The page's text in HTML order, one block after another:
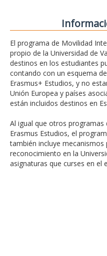
El programa de Movilidad
propio de la Universidad de
destinos en los estudiantes
contando con un esquema
Erasmus+ Estudios, y no
Unión Europea y países
están incluidos destinos en
Al igual que otros programas
Erasmus Estudios, el
también incluye mecanismos
reconocimiento en la
asignaturas que curses en el